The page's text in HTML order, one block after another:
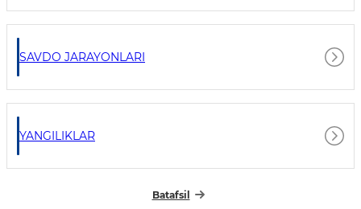
SAVDO JARAYONLARI
YANGILIKLAR
Batafsil